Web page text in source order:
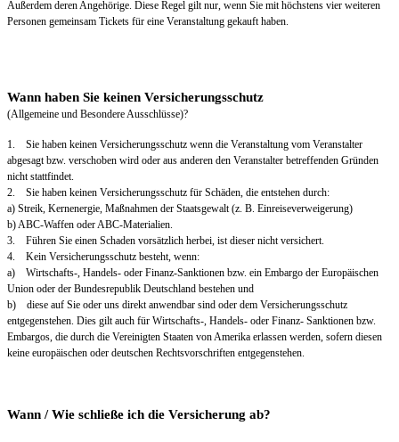
Außerdem deren Angehörige. Diese Regel gilt nur, wenn Sie mit höchstens vier weiteren
Personen gemeinsam Tickets für eine Veranstaltung gekauft haben.
Wann haben Sie keinen Versicherungsschutz
(Allgemeine und Besondere Ausschlüsse)?
1. Sie haben keinen Versicherungsschutz wenn die Veranstaltung vom Veranstalter
abgesagt bzw. verschoben wird oder aus anderen den Veranstalter betreffenden Gründen
nicht stattfindet.
2. Sie haben keinen Versicherungsschutz für Schäden, die entstehen durch:
a) Streik, Kernenergie, Maßnahmen der Staatsgewalt (z. B. Einreiseverweigerung)
b) ABC-Waffen oder ABC-Materialien.
3. Führen Sie einen Schaden vorsätzlich herbei, ist dieser nicht versichert.
4. Kein Versicherungsschutz besteht, wenn:
a) Wirtschafts-, Handels- oder Finanz-Sanktionen bzw. ein Embargo der Europäischen
Union oder der Bundesrepublik Deutschland bestehen und
b) diese auf Sie oder uns direkt anwendbar sind oder dem Versicherungsschutz
entgegenstehen. Dies gilt auch für Wirtschafts-, Handels- oder Finanz- Sanktionen bzw.
Embargos, die durch die Vereinigten Staaten von Amerika erlassen werden, sofern diesen
keine europäischen oder deutschen Rechtsvorschriften entgegenstehen.
Wann / Wie schließe ich die Versicherung ab?